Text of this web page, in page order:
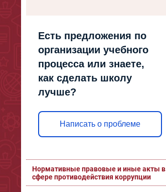
Есть предложения по
организации учебного
процесса или знаете,
как сделать школу
лучше?
Написать о проблеме
Нормативные правовые и иные акты в
сфере противодействия коррупции